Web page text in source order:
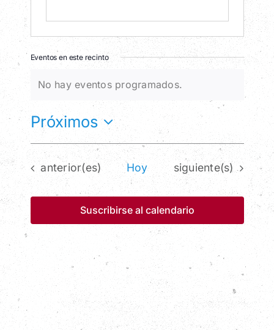
Eventos en este recinto
Aviso
No hay eventos programados.
Próximos
Selecciona
fecha.
Eventos
anterior(es) Hoy Eventos
siguiente(s)
Suscribirse al calendario